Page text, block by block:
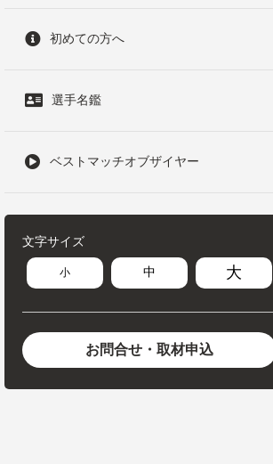
初めての方へ
選手名鑑
ベストマッチオブザイヤー
文字サイズ
小 中 大
お問合せ・取材申込